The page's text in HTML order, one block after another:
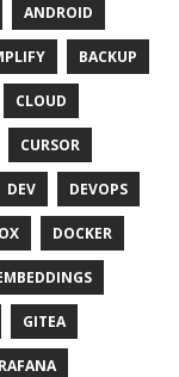
ANDROID
BACKUP
CLOUD
CURSOR
DEV DEVOPS
DOCKER
GITEA